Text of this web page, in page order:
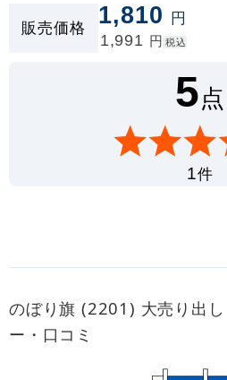
販売価格 1,810 円
1,991 円 税込
5点
1件
のぼり旗 (2201) 大売り出
ー・口コミ